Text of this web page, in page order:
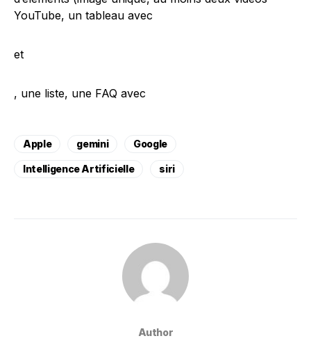
YouTube, un tableau avec
et
, une liste, une FAQ avec
Apple gemini Google
Intelligence Artificielle siri
Author